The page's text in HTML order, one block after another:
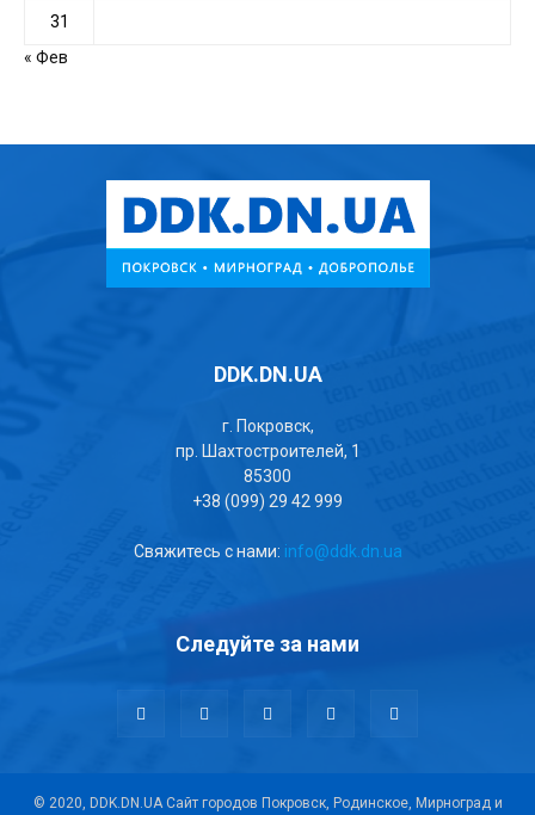
31
« Фев
DDK.DN.UA
г. Покровск,
пр. Шахтостроителей, 1
85300
+38 (099) 29 42 999
Свяжитесь с нами: info@ddk.dn.ua
Следуйте за нами
© 2020, DDK.DN.UA Сайт городов Покровск, Родинское, Мирноград и